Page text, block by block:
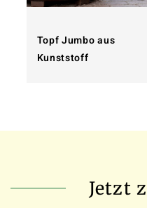
Topf Jumbo aus
Kunststoff
Jetzt